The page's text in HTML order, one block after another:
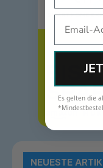
NEUESTE
Es gelten die